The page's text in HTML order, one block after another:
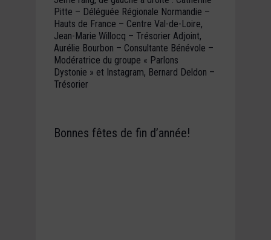
Pitte – Déléguée Régionale Normandie –
Hauts de France – Centre Val-de-Loire,
Jean-Marie Willocq – Trésorier Adjoint,
Aurélie Bourbon – Consultante Bénévole –
Modératrice du groupe « Parlons
Dystonie » et Instagram, Bernard Deldon –
Trésorier
Bonnes fêtes de fin d’année!